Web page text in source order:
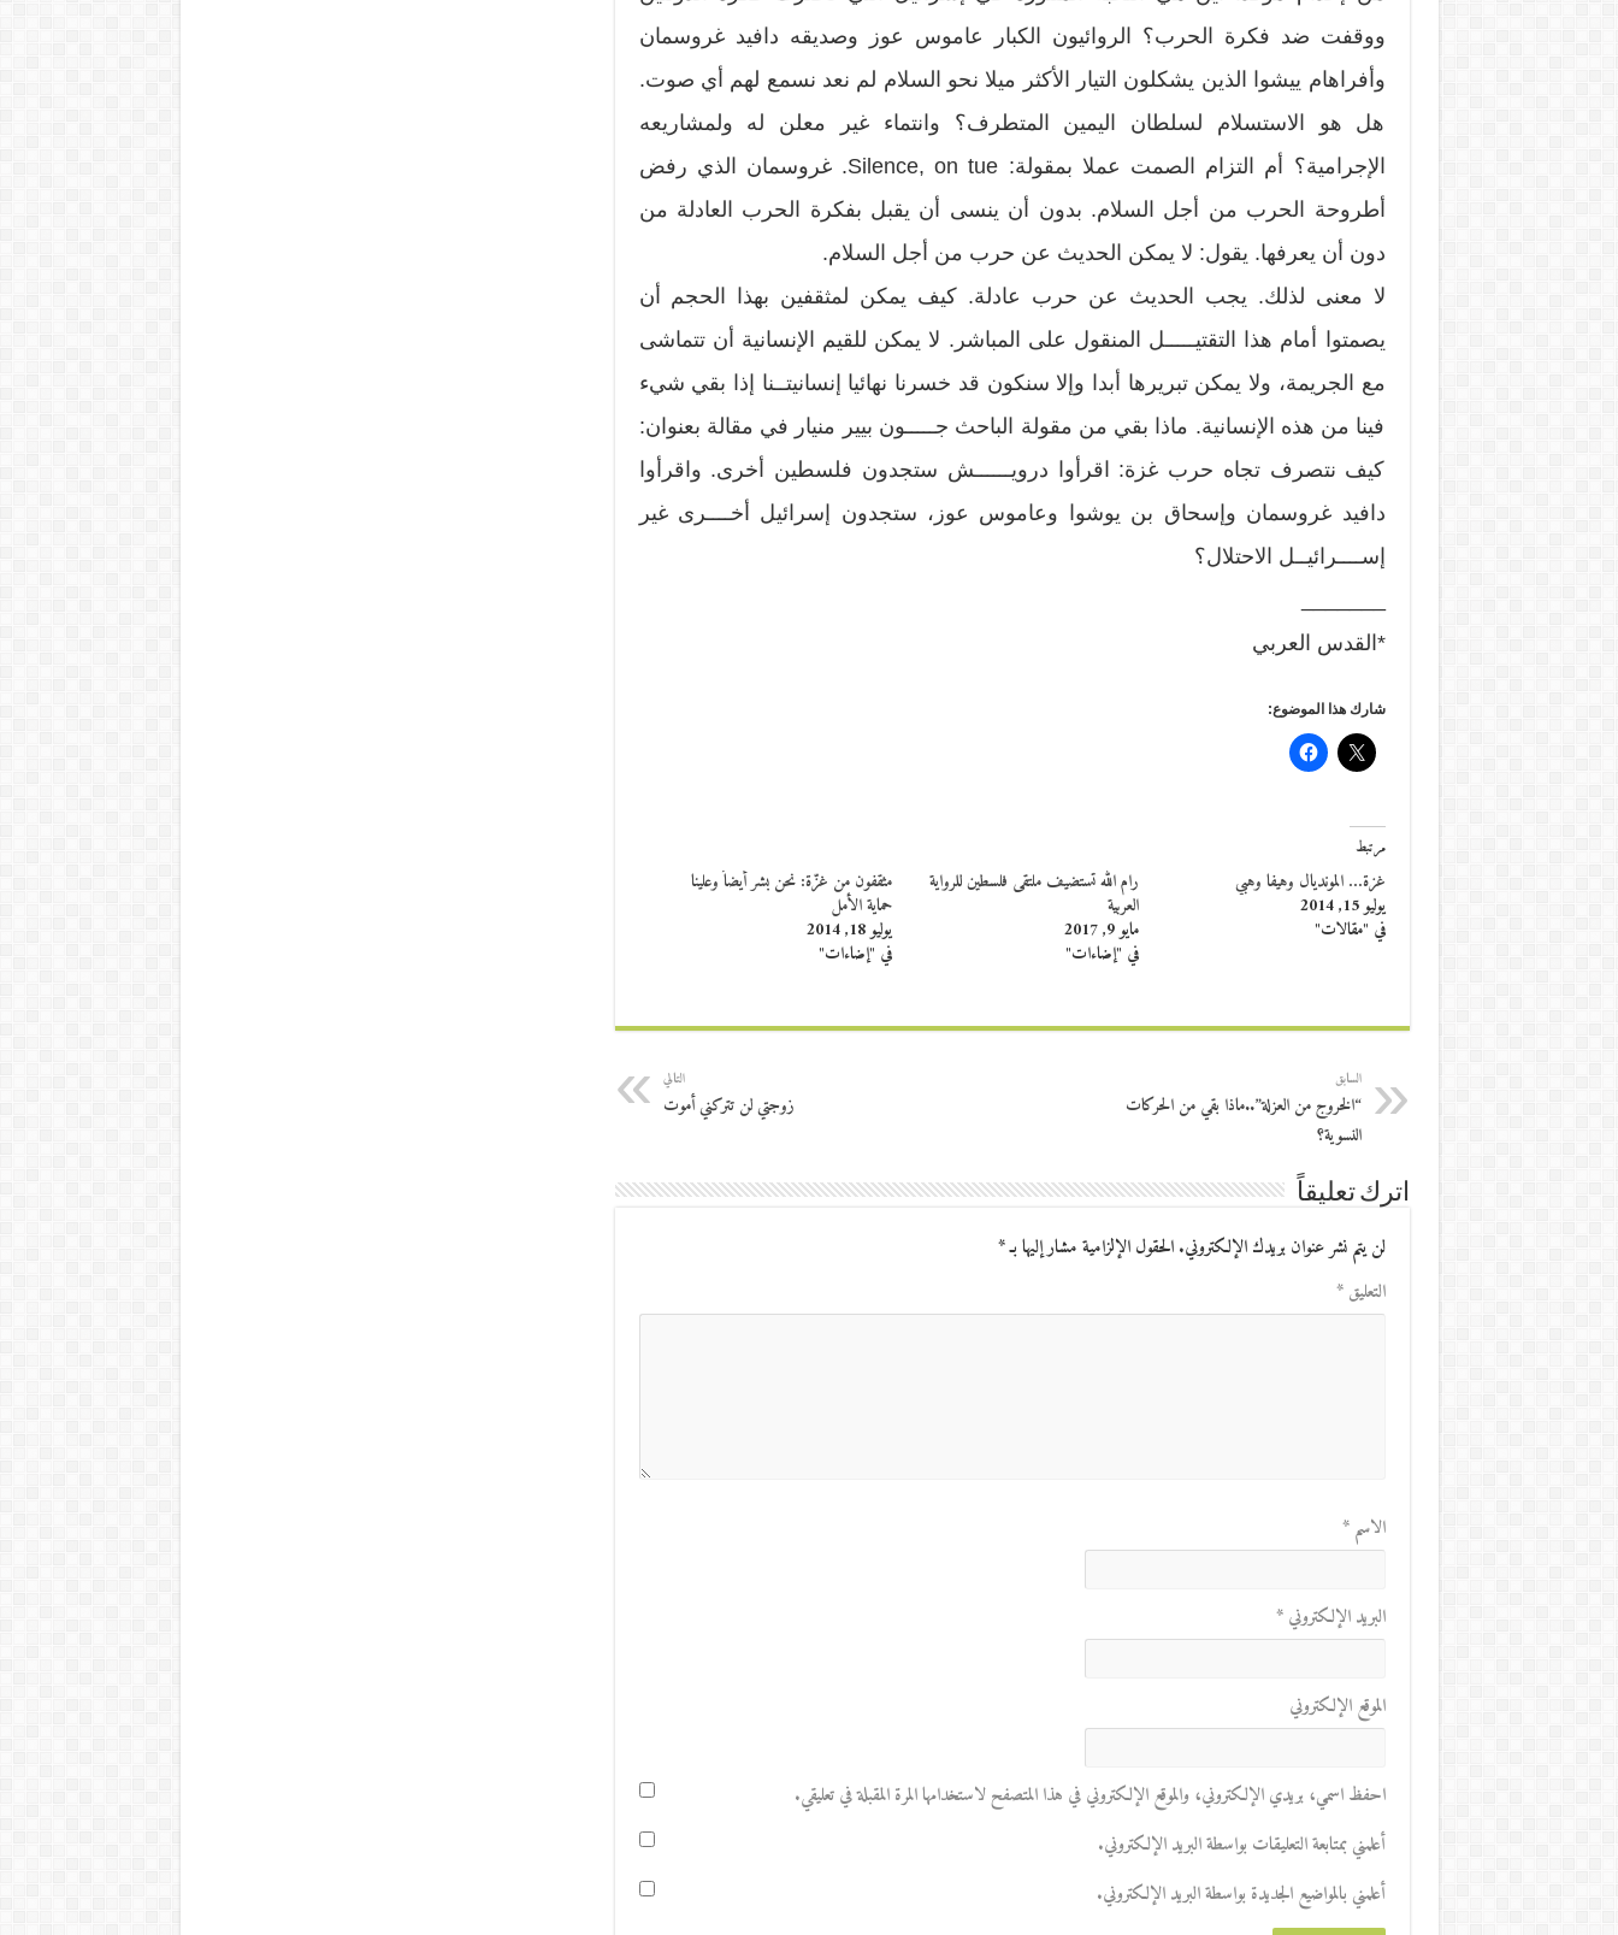
ووقفت ضد فكرة الحرب؟ الروائيون الكبار عاموس عوز وصديقه دافيد غروسمان
وأفراهام ييشوا الذين يشكلون التيار الأكثر ميلا نحو السلام لم نعد نسمع لهم أي صوت.
هل هو الاستسلام لسلطان اليمين المتطرف؟ وانتماء غير معلن له ولمشاريعه
الإجرامية؟ أم التزام الصمت عملا بمقولة: Silence, on tue. غروسمان الذي رفض
أطروحة الحرب من أجل السلام. بدون أن ينسى أن يقبل بفكرة الحرب العادلة من
دون أن يعرفها. يقول: لا يمكن الحديث عن حرب من أجل السلام.
لا معنى لذلك. يجب الحديث عن حرب عادلة. كيف يمكن لمثقفين بهذا الحجم أن
يصمتوا أمام هذا التقتيـــــل المنقول على المباشر. لا يمكن للقيم الإنسانية أن تتماشى
مع الجريمة، ولا يمكن تبريرها أبدا وإلا سنكون قد خسرنا نهائيا إنسانيتــنا إذا بقي شيء
فينا من هذه الإنسانية. ماذا بقي من مقولة الباحث جـــــون بيير منيار في مقالة بعنوان:
كيف نتصرف تجاه حرب غزة: اقرأوا درويــــــش ستجدون فلسطين أخرى. واقرأوا
دافيد غروسمان وإسحاق بن يوشوا وعاموس عوز، ستجدون إسرائيل أخــــرى غير
إســــرائيــل الاحتلال؟
*القدس العربي
شارك هذا الموضوع:
مرتبط
غزة… المونديال وهيفا وهبي
يوليو 15, 2014
في "مقالات"
رام الله تستضيف ملتقى فلسطين للرواية
العربية
مايو 9, 2017
في "إضاءات"
مثقفون من غزّة: نحن بشر أيضاً وعلينا
حماية الأمل
يوليو 18, 2014
في "إضاءات"
السابق
“الخروج من العزلة”..ماذا بقي من الحركات
النسوية؟
التالي
زوجتي لن تتركني أموت
اترك تعليقاً
لن يتم نشر عنوان بريدك الإلكتروني. الحقول الإلزامية مشار إليها بـ*
التعليق*
الاسم*
البريد الإلكتروني*
الموقع الإلكتروني
احفظ اسمي، بريدي الإلكتروني، والموقع الإلكتروني في هذا المتصفح لاستخدامها المرة المقبلة في تعليقي.
أعلمني بمتابعة التعليقات بواسطة البريد الإلكتروني.
أعلمني بالمواضيع الجديدة بواسطة البريد الإلكتروني.